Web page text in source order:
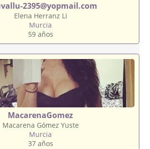
2395@yopmail.com
Elena Herranz Li
Murcia
59 años
MacarenaGomez
Macarena Gómez Yuste
Murcia
37 años